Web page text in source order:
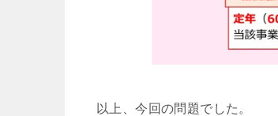
以上、今回の問題でした。